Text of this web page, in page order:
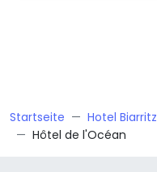
Startseite Hotel Biarritz
Hôtel de l'Océan